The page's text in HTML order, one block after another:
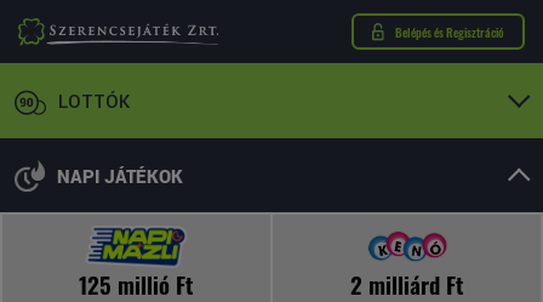
Belépés és Regisztráció
LOTTÓK
NAPI JÁTÉKOK
125 millió Ft 2 milliárd Ft